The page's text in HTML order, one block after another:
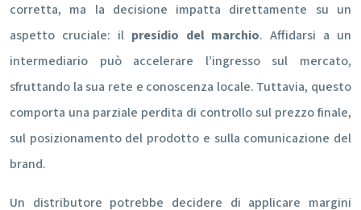
corretta, ma la decisione impatta direttamente su un
aspetto cruciale: il presidio del marchio. Affidarsi a un
intermediario può accelerare l’ingresso sul mercato,
sfruttando la sua rete e conoscenza locale. Tuttavia, questo
comporta una parziale perdita di controllo sul prezzo finale,
sul posizionamento del prodotto e sulla comunicazione del
brand.
Un distributore potrebbe decidere di applicare margini